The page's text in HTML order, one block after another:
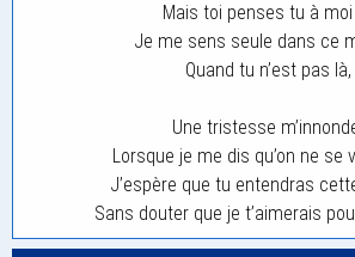
Mais toi penses tu à moi
Je me sens seule dans ce
Quand tu n’est pas là,
Une tristesse
Lorsque je me dis qu’on ne se
J’espère que tu entendras
Sans douter que je t’aimerais